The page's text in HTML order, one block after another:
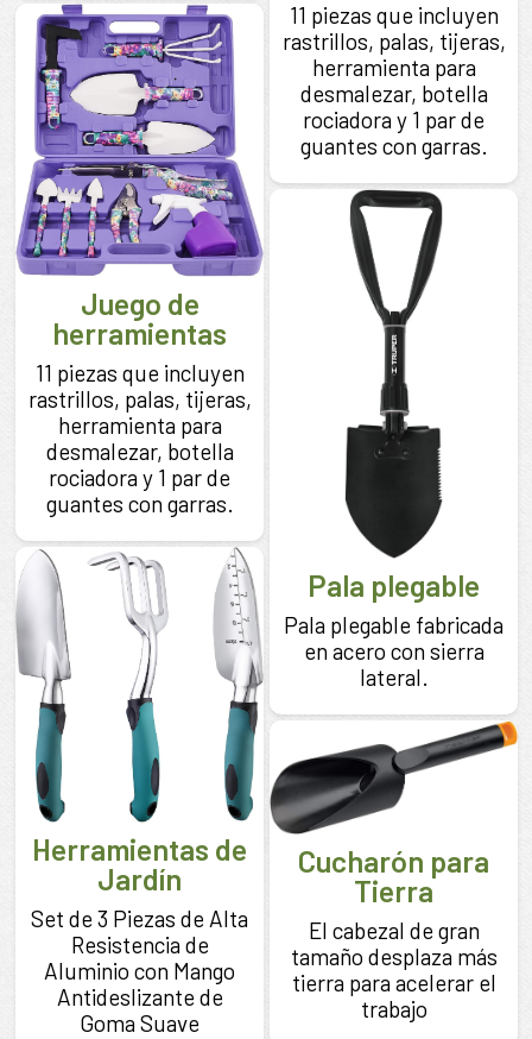
11 piezas que incluyen
rastrillos, palas, tijeras,
herramienta para
desmalezar, botella
rociadora y 1 par de
guantes con garras.
Juego de
herramientas
11 piezas que incluyen
rastrillos, palas, tijeras,
herramienta para
desmalezar, botella
rociadora y 1 par de
guantes con garras.
Pala plegable
Pala plegable fabricada
en acero con sierra
lateral.
Herramientas de
Jardín
Set de 3 Piezas de Alta
Resistencia de
Aluminio con Mango
Antideslizante de
Goma Suave
Cucharón para
Tierra
El cabezal de gran
tamaño desplaza más
tierra para acelerar el
trabajo